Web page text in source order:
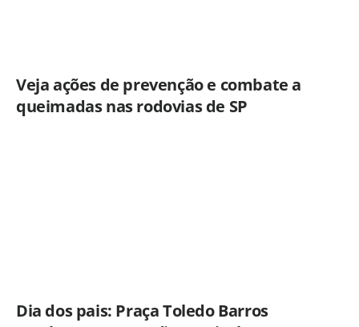
Veja ações de prevenção e combate a
queimadas nas rodovias de SP
Dia dos pais: Praça Toledo Barros